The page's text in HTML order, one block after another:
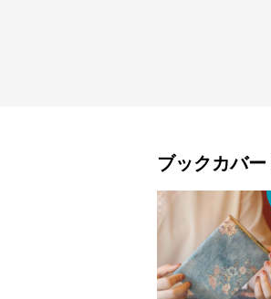
ブックカバー